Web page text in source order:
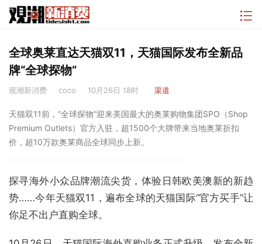
全球奥莱直达天猫双11，天猫国际发布全新品
牌“全球探物”
观潮新消费 coco 10月26日 18时 渠道
天猫双11前，“全球探物”迎来美国最大的奥莱购物集团SPO（Shop
Premium Outlets）官方入驻，超1500个大牌带来当地奥莱折扣
价，超10万款奥莱商品全球同步上新。
探寻海外小众品牌潮流尖货，体验日韩欧美澳新的新趋
势……今年天猫双11，遍布全球的天猫国际“官方买手”让
你足不出户直购全球。